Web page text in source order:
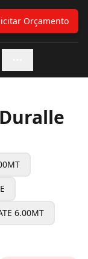
Orçamento
6.00MT